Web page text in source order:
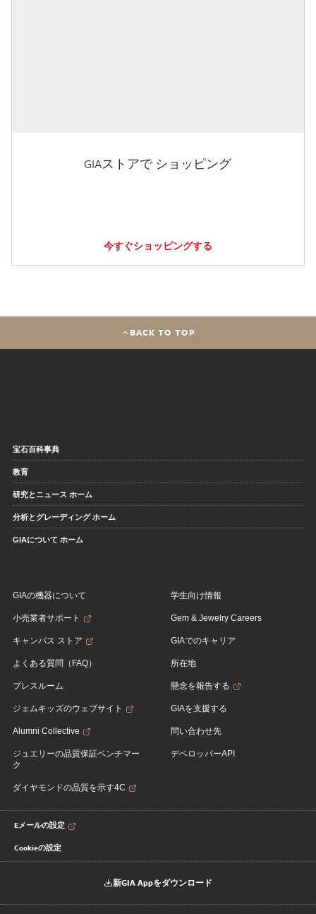
GIAストアで ショッピング
今すぐショッピングする
BACK TO TOP
宝石百科事典
教育
研究とニュース ホーム
分析とグレーディング ホーム
GIAについて ホーム
GIAの機器について
小売業者サポート
キャンパス ストア
よくある質問（FAQ）
プレスルーム
ジェムキッズのウェブサイト
Alumni Collective
ジュエリーの品質保証ベンチマー
ク
ダイヤモンドの品質を示す4C
学生向け情報
Gem & Jewelry Careers
GIAでのキャリア
所在地
懸念を報告する
GIAを支援する
問い合わせ先
デベロッパーAPI
Eメールの設定
Cookieの設定
新GIA Appをダウンロード